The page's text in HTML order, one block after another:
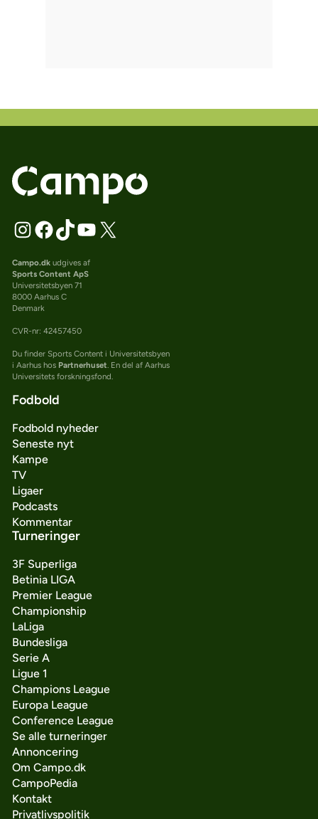
Campo.dkudgives af
Sports Content ApS
Universitetsbyen 71
8000 Aarhus C
Denmark
CVR-nr: 42457450
Du finder Sports Content i Universitetsbyen
i Aarhus hos Partnerhuset . En del af Aarhus
Universitets forskningsfond.
Fodbold
Fodbold nyheder
Seneste nyt
Kampe
TV
Ligaer
Podcasts
Kommentar
Turneringer
3F Superliga
Betinia LIGA
Premier League
Championship
LaLiga
Bundesliga
Serie A
Ligue 1
Champions League
Europa League
Conference League
Se alle turneringer
Annoncering
Om Campo.dk
CampoPedia
Kontakt
Privatlivspolitik